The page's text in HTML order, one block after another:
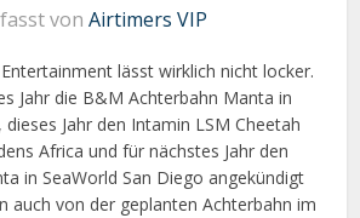
von Airtimers VIP
lässt wirklich nicht locker.
Jahr die B&M Achterbahn Manta in
Jahr den Intamin LSM Cheetah
Africa und für nächstes Jahr den
in SeaWorld San Diego angekündigt
auch von der geplanten Achterbahn im